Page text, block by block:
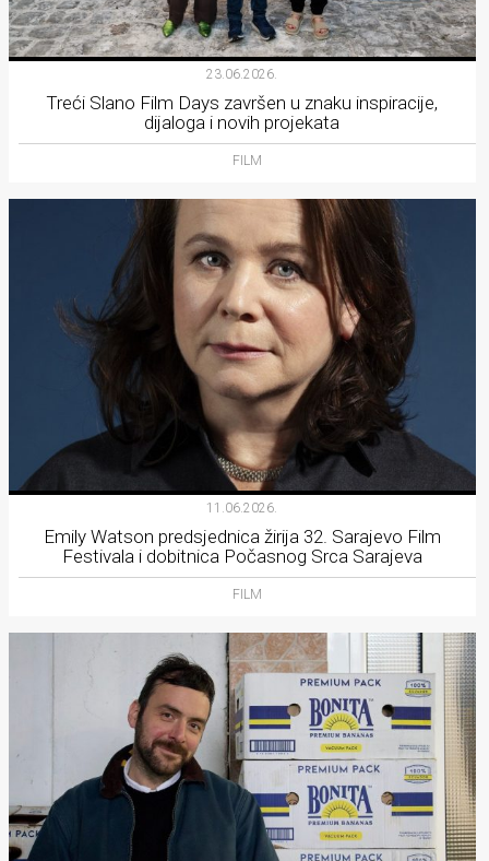
23.06.2026.
Treći Slano Film Days završen u znaku inspiracije,
dijaloga i novih projekata
FILM
11.06.2026.
Emily Watson predsjednica žirija 32. Sarajevo Film
Festivala i dobitnica Počasnog Srca Sarajeva
FILM